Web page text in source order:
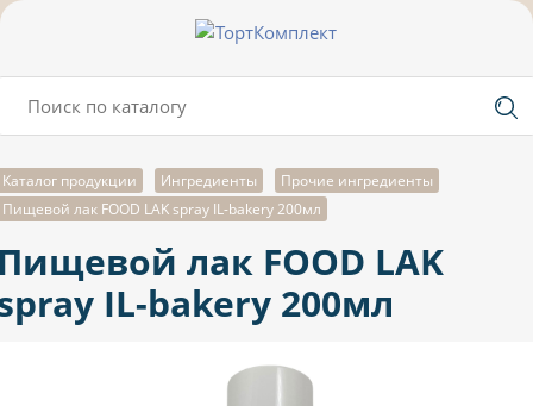
Каталог продукции Ингредиенты
Прочие ингредиенты
Пищевой лак FOOD LAK spray IL-bakery 200мл
лак FOOD LAK
IL-bakery 200мл